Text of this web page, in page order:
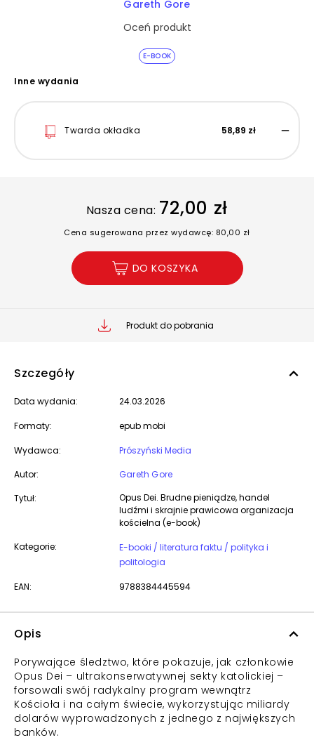
E-BOOK
Gareth Gore
Oceń produkt
Inne wydania
Twarda okładka 58,89 zł
Nasza cena: 72,00 zł
Cena sugerowana przez wydawcę: 80,00 zł
DO KOSZYKA
Produkt do pobrania
Szczegóły
Data wydania: 24.03.2026
Formaty: epub mobi
Wydawca:
Prószyński Media
Autor:
Gareth Gore
Tytuł:
Opus Dei. Brudne pieniądze, handel
ludźmi i skrajnie prawicowa organizacja
kościelna (e-book)
Kategorie:
E-booki / literatura faktu / polityka i
politologia
EAN: 9788384445594
Opis
Porywające śledztwo, które pokazuje, jak członkowie
Opus Dei – ultrakonserwatywnej sekty katolickiej –
forsowali swój radykalny program wewnątrz
Kościoła i na całym świecie, wykorzystując miliardy
dolarów wyprowadzonych z jednego z największych
banków.